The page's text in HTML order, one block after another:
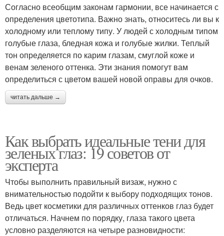
Согласно всеобщим законам гармонии, все начинается с
определения цветотипа. Важно знать, относитесь ли вы к
холодному или теплому типу. У людей с холодным типом
голубые глаза, бледная кожа и голубые жилки. Теплый
тон определяется по карим глазам, смуглой коже и
венам зеленого оттенка. Эти знания помогут вам
определиться с цветом вашей новой оправы для очков.
читать дальше →
Как выбрать идеальные тени для
зеленых глаз: 19 советов от
эксперта
Чтобы выполнить правильный визаж, нужно с
внимательностью подойти к выбору подходящих тонов.
Ведь цвет косметики для различных оттенков глаз будет
отличаться. Начнем по порядку, глаза такого цвета
условно разделяются на четыре разновидности: